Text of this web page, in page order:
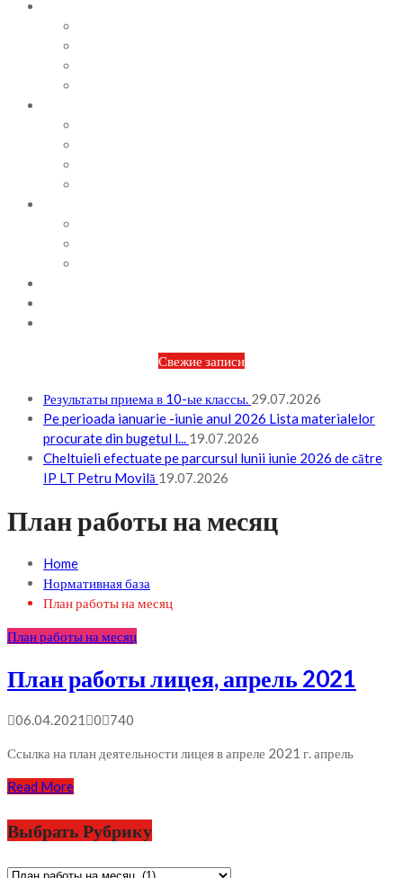
Свежие записи
Результаты приема в 10-ые классы. 29.07.2026
Pe perioada ianuarie -iunie anul 2026 Lista materialelor
procurate din bugetul l... 19.07.2026
Cheltuieli efectuate pe parcursul lunii iunie 2026 de către
IP LT Petru Movilă 19.07.2026
План работы на месяц
Home
Нормативная база
План работы на месяц
План работы на месяц
План работы лицея, апрель 2021
06.04.2021 0 740
Ссылка на план деятельности лицея в апреле 2021 г. апрель
Read More
Выбрать Рубрику
Выбрать